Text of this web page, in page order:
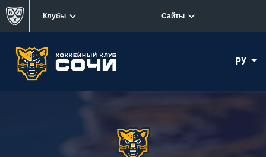
Клубы Сайты
РУ